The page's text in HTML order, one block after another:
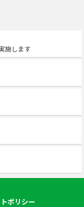
施します
ポリシー